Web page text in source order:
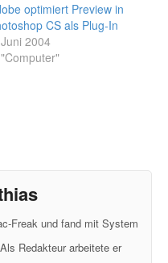
optimiert Preview in
CS als Plug-In
2004
Freak und fand mit System
Redakteur arbeitete er